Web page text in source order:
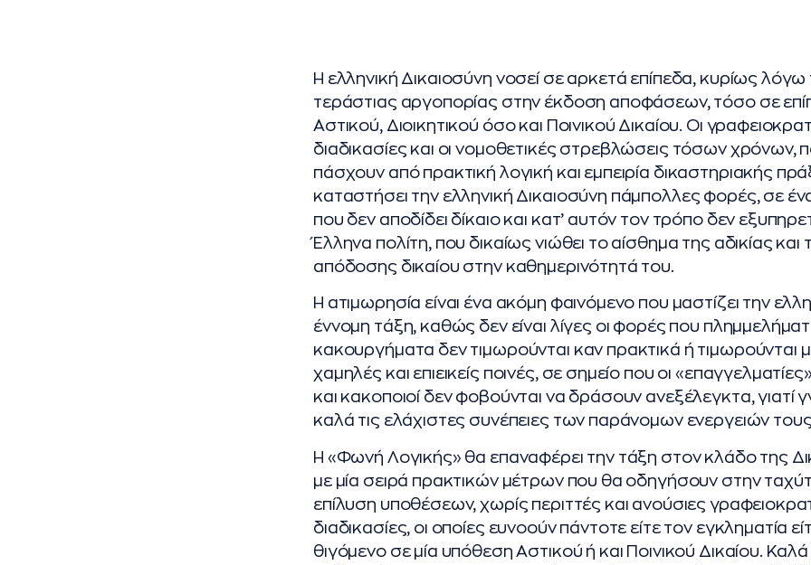
Η ελληνική Δικαιοσύνη νοσεί σε αρκετά επίπεδα, κυρίως λόγω
τεράστιας αργοπορίας στην έκδοση αποφάσεων, τόσο σε
Αστικού, Διοικητικού όσο και Ποινικού Δικαίου. Οι
διαδικασίες και οι νομοθετικές στρεβλώσεις τόσων χρόνων,
πάσχουν από πρακτική λογική και εμπειρία δικαστηριακής
καταστήσει την ελληνική Δικαιοσύνη πάμπολλες φορές, σε
που δεν αποδίδει δίκαιο και κατ’ αυτόν τον τρόπο δεν
Έλληνα πολίτη, που δικαίως νιώθει το αίσθημα της αδικίας και
απόδοσης δικαίου στην καθημερινότητά του.
Η ατιμωρησία είναι ένα ακόμη φαινόμενο που μαστίζει την
έννομη τάξη, καθώς δεν είναι λίγες οι φορές που
κακουργήματα δεν τιμωρούνται καν πρακτικά ή τιμωρούνται
χαμηλές και επιεικείς ποινές, σε σημείο που οι
και κακοποιοί δεν φοβούνται να δράσουν ανεξέλεγκτα, γιατί
καλά τις ελάχιστες συνέπειες των παράνομων ενεργειών
Η «Φωνή Λογικής» θα επαναφέρει την τάξη στον κλάδο της
με μία σειρά πρακτικών μέτρων που θα οδηγήσουν στην
επίλυση υποθέσεων, χωρίς περιττές και ανούσιες
διαδικασίες, οι οποίες ευνοούν πάντοτε είτε τον εγκληματία
θιγόμενο σε μία υπόθεση Αστικού ή και Ποινικού Δικαίου.